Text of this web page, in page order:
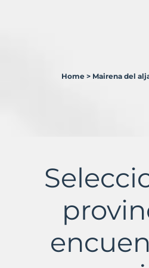
Municipio
Home > Mairena del